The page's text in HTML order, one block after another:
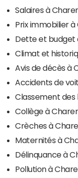
Salaires à
Prix immobilier à
Dette et budget
Climat et
Avis de décès à
Accidents de
Classement des
Collège à
Crèches à
Maternités à
Délinquance à
Pollution à